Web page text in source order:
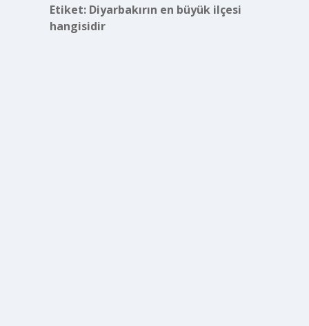
Etiket: Diyarbakırın en büyük ilçesi
hangisidir